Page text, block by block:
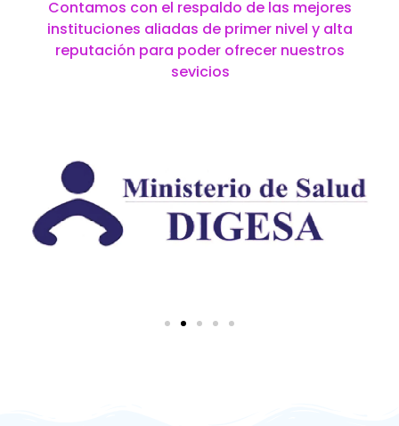
Contamos con el respaldo de las mejores
instituciones aliadas de primer nivel y alta
reputación para poder ofrecer nuestros
sevicios